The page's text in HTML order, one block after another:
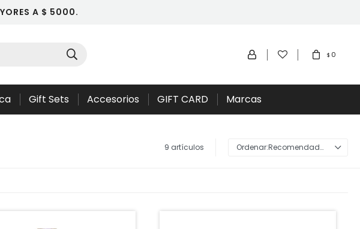
A $ 5000.
Gift Sets Accesorios GIFT CARD Marcas
$ 0
9 artículos Recomendados